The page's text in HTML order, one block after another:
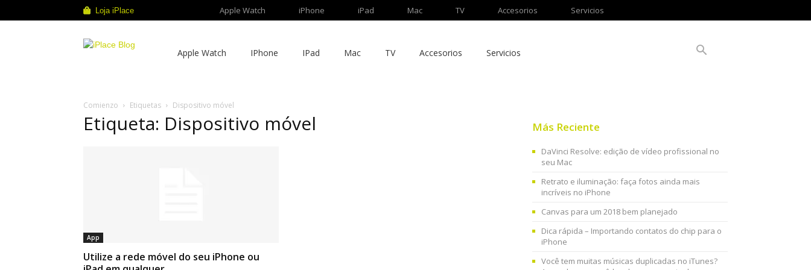
Loja iPlace Apple Watch iPhone iPad Mac TV Accesorios Servicios
Apple Watch IPhone IPad Mac TV Accesorios Servicios
Comienzo Etiquetas Dispositivo móvel
Etiqueta: Dispositivo móvel
App
Utilize a rede móvel do seu iPhone ou
Más Reciente
DaVinci Resolve: edição de vídeo profissional no
seu Mac
Retrato e iluminação: faça fotos ainda mais
incríveis no iPhone
Canvas para um 2018 bem planejado
Dica rápida – Importando contatos do chip para o
iPhone
Você tem muitas músicas duplicadas no iTunes?